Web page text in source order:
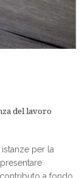
del lavoro
per la